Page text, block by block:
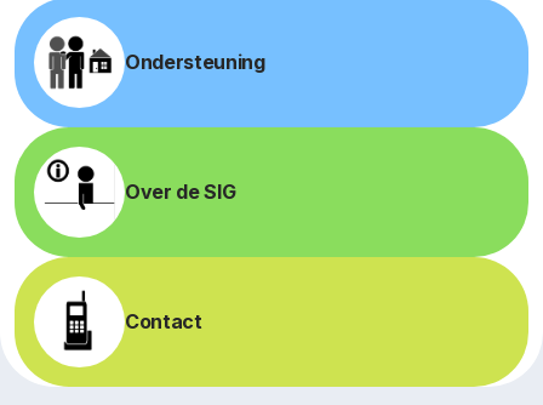
Onder­steuning
Over de SIG
Contact